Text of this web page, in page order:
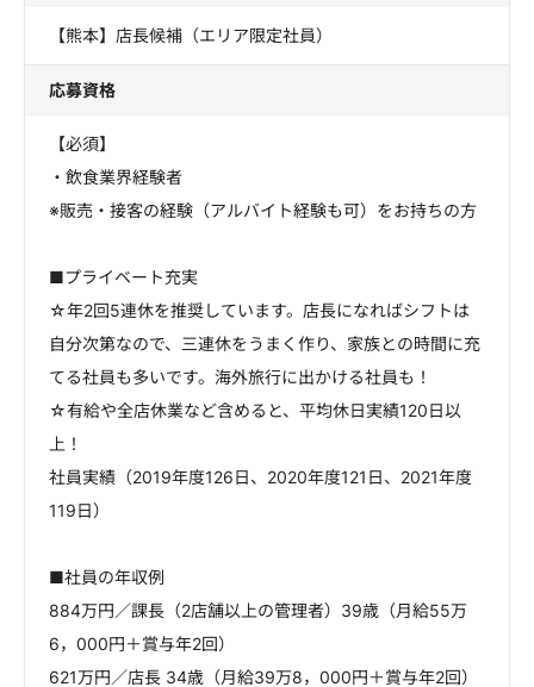
【熊本】店長候補（エリア限定社員）
応募資格
【必須】
・飲食業界経験者
※販売・接客の経験（アルバイト経験も可）をお持ちの方
■プライベート充実
☆年2回5連休を推奨しています。店長になればシフトは
自分次第なので、三連休をうまく作り、家族との時間に充
てる社員も多いです。海外旅行に出かける社員も！
☆有給や全店休業など含めると、平均休日実績120日以
上！
社員実績（2019年度126日、2020年度121日、2021年度
119日）
■社員の年収例
884万円／課長（2店舗以上の管理者）39歳（月給55万
6，000円＋賞与年2回）
621万円／店長 34歳（月給39万8，000円＋賞与年2回）